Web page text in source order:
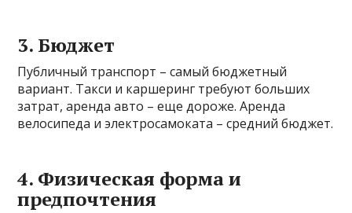
3. Бюджет
Публичный транспорт – самый бюджетный
вариант. Такси и каршеринг требуют больших
затрат, аренда авто – еще дороже. Аренда
велосипеда и электросамоката – средний бюджет.
4. Физическая форма и
предпочтения